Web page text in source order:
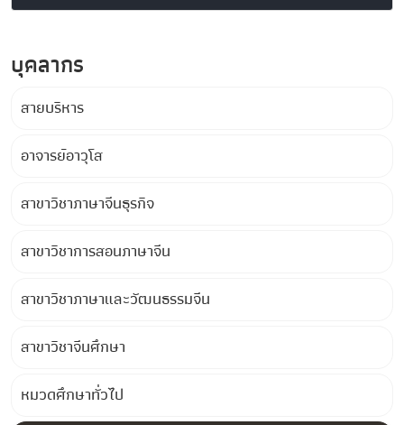
บุคลากร
สายบริหาร
อาจารย์อาวุโส
สาขาวิชาภาษาจีนธุรกิจ
สาขาวิชาการสอนภาษาจีน
สาขาวิชาภาษาและวัฒนธรรมจีน
สาขาวิชาจีนศึกษา
หมวดศึกษาทั่วไป